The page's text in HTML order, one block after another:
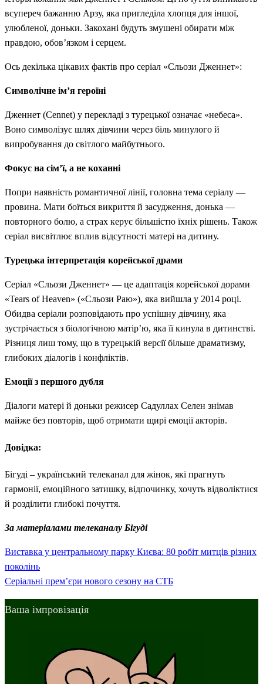
всупереч бажанню Арзу, яка пригледіла хлопця для іншої,
улюбленої, доньки. Закохані будуть змушені обирати між
правдою, обов’язком і серцем.
Ось декілька цікавих фактів про серіал «Сльози Дженнет»:
Символічне ім’я героїні
Дженнет (Cennet) у перекладі з турецької означає «небеса».
Воно символізує шлях дівчини через біль минулого й
випробування до світлого майбутнього.
Фокус на сім’ї, а не коханні
Попри наявність романтичної лінії, головна тема серіалу —
провина. Мати боїться викриття й засудження, донька —
повторного болю, а страх керує більшістю їхніх рішень. Також
серіал висвітлює вплив відсутності матері на дитину.
Турецька інтерпретація корейської драми
Серіал «Сльози Дженнет» — це адаптація корейської дорами
«Tears of Heaven» («Сльози Раю»), яка вийшла у 2014 році.
Обидва серіали розповідають про успішну дівчину, яка
зустрічається з біологічною матір’ю, яка її кинула в дитинстві.
Різниця лиш тому, що в турецькій версії більше драматизму,
глибоких діалогів і конфліктів.
Емоції з першого дубля
Діалоги матері й доньки режисер Садуллах Селен знімав
майже без повторів, щоб отримати щирі емоції акторів.
Довідка:
Бігуді – український телеканал для жінок, які прагнуть
гармонії, емоційного затишку, відпочинку, хочуть відволіктися
й розділити глибокі почуття.
За матеріалами телеканалу Бігуді
Навігація
записів
Previous
Post
Виставка у центральному парку Києва: 80 робіт митців різних
поколінь
Next
Серіальні прем’єри нового сезону на СТБ
Ваша імпровізація